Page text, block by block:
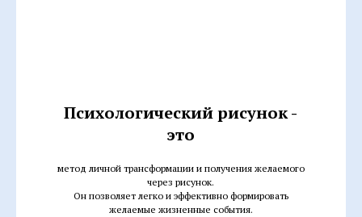
Психологический рисунок -
это
метод личной трансформации и получения желаемого
через рисунок.
Он позволяет легко и эффективно формировать
желаемые жизненные события.